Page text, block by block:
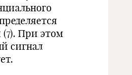
При этом
сигнал